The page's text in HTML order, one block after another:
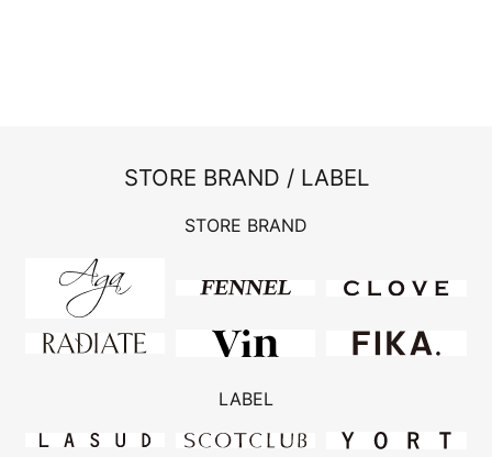
STORE BRAND / LABEL
STORE BRAND
LABEL